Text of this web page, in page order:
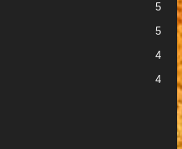
5
5
4
4